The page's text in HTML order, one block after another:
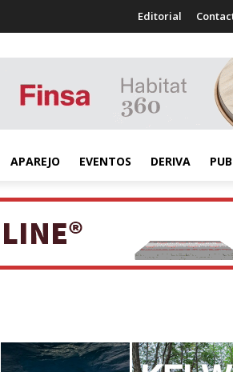
Editorial
APAREJO EVENTOS DERIVA